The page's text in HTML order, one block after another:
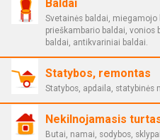
Baldai
Svetainės baldai, miegamojo
prieškambario baldai, vonios
baldai, antikvariniai baldai.
Statybos, remontas
Statybos, apdaila, statybinės
Nekilnojamasis
Butai, namai, sodybos,